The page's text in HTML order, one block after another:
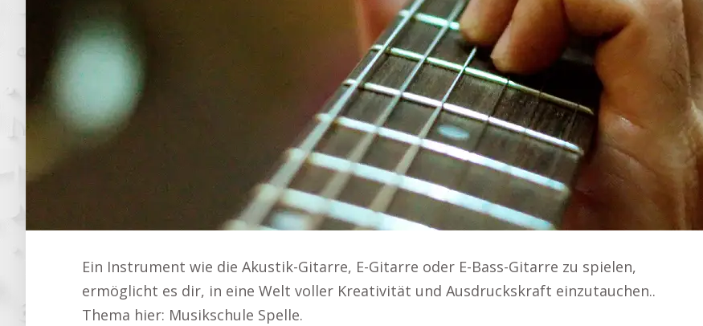
Ein Instrument wie die Akustik-Gitarre, E-Gitarre oder E-Bass-Gitarre zu spielen,
ermöglicht es dir, in eine Welt voller Kreativität und Ausdruckskraft einzutauchen..
Thema hier: Musikschule Spelle.